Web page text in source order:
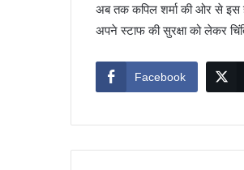
अब तक कपिल शर्मा की ओर से इस
अपने स्टाफ की सुरक्षा को लेकर
Facebook